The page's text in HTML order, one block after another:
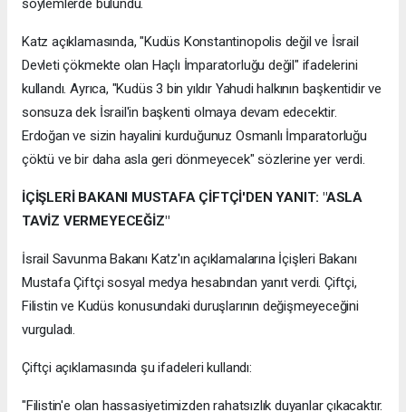
söylemlerde bulundu.
Katz açıklamasında, "Kudüs Konstantinopolis değil ve İsrail
Devleti çökmekte olan Haçlı İmparatorluğu değil" ifadelerini
kullandı. Ayrıca, "Kudüs 3 bin yıldır Yahudi halkının başkentidir ve
sonsuza dek İsrail'in başkenti olmaya devam edecektir.
Erdoğan ve sizin hayalini kurduğunuz Osmanlı İmparatorluğu
çöktü ve bir daha asla geri dönmeyecek" sözlerine yer verdi.
İÇİŞLERİ BAKANI MUSTAFA ÇİFTÇİ'DEN YANIT: "ASLA
TAVİZ VERMEYECEĞİZ"
İsrail Savunma Bakanı Katz'ın açıklamalarına İçişleri Bakanı
Mustafa Çiftçi sosyal medya hesabından yanıt verdi. Çiftçi,
Filistin ve Kudüs konusundaki duruşlarının değişmeyeceğini
vurguladı.
Çiftçi açıklamasında şu ifadeleri kullandı:
"Filistin'e olan hassasiyetimizden rahatsızlık duyanlar çıkacaktır.